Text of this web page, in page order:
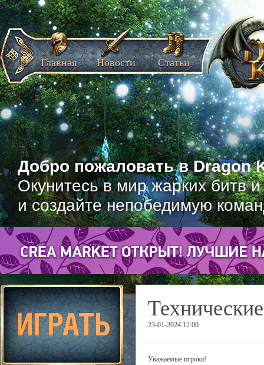
Добро пожаловать в Dragon
Окунитесь в мир жарких битв
и создайте непобедимую
Главная Новости Статьи
23-01-2024 12:00
Уважаемые игроки!